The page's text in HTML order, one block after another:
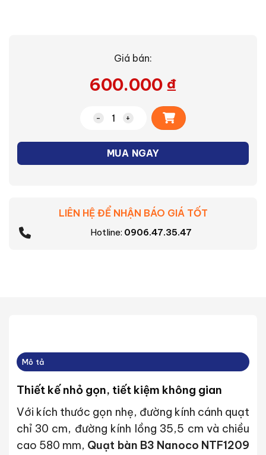
Giá bán:
600.000 ₫
Quạt bàn B3 Nanoco NTF1209G số
MUA NGAY
Alternative:
LIÊN HỆ ĐỂ NHẬN BÁO GIÁ TỐT
Hotline: 0906.47.35.47
Mô tả
Thiết kế nhỏ gọn, tiết kiệm không gian
Với kích thước gọn nhẹ, đường kính cánh quạt
chỉ 30 cm, đường kính lồng 35,5 cm và chiều
cao 580 mm, Quạt bàn B3 Nanoco NTF1209